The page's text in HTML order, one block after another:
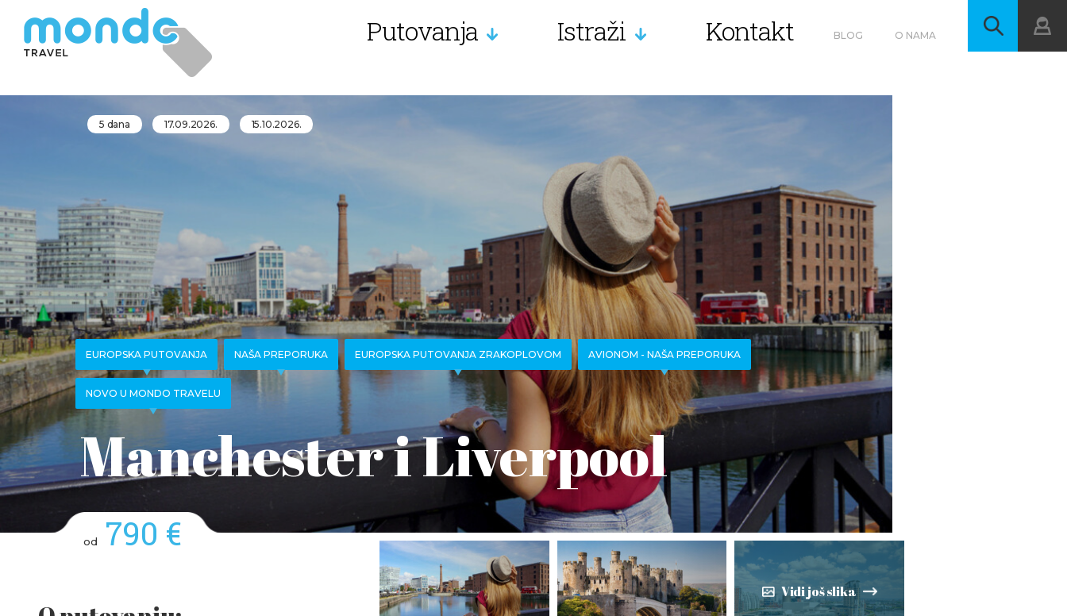
Putovanja Istraži Kontakt BLOG O NAMA
5 dana 17.09.2026. 15.10.2026.
EUROPSKA PUTOVANJA NAŠA PREPORUKA EUROPSKA PUTOVANJA ZRAKOPLOVOM AVIONOM - NAŠA PREPORUKA
NOVO U MONDO TRAVELU
Manchester i Liverpool
od 790 €
Vidi još slika